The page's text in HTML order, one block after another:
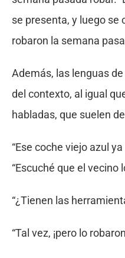
se presenta, y luego se
robaron la semana
Además, las lenguas
del contexto, al igual
habladas, que suelen
“Ese coche viejo azul
“Escuché que el vecino
“¿Tienen las
“Tal vez, ¡pero lo